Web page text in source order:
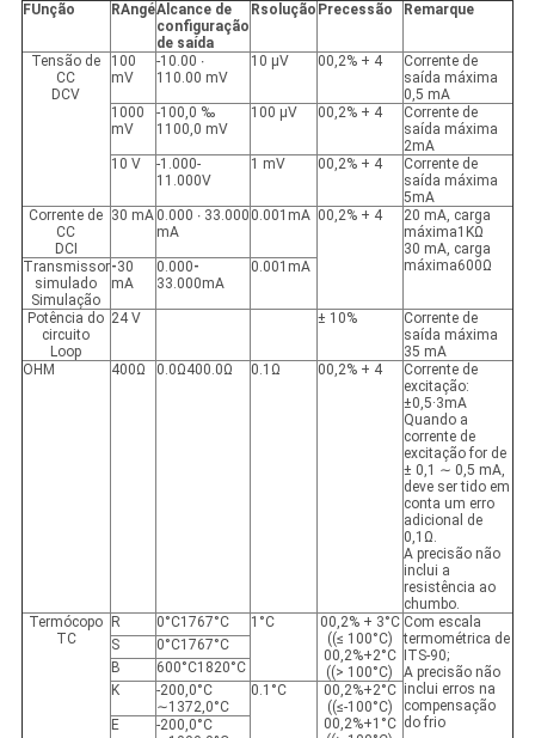
FUnção RAngéAlcance de
configuração
de saída
Rsolução Precessão Remarque
Tensão de
CC
DCV
100
mV
-10.00 ∙
110.00 mV
10 μV 00,2% + 4
Corrente de
saída máxima
0,5 mA
1000
mV
-100,0 ‰
1100,0 mV
100 μV 00,2% + 4
Corrente de
saída máxima
2mA
10 V
-1.000-
11.000V
1 mV 00,2% + 4
Corrente de
saída máxima
5mA
Corrente de
CC
DCI
30 mA 0.000 ∙ 33.000
mA
0.001mA 00,2% + 4
20 mA, carga
máxima1KΩ
30 mA, carga
máxima600Ω
Transmissor
simulado
Simulação
-30
mA
0.000-
33.000mA
0.001mA
Potência do
circuito
Loop
24 V ± 10%
Corrente de
saída máxima
35 mA
OHM
400Ω 0.0Ω400.0Ω 0.1Ω 00,2% + 4
Corrente de
excitação:
±0,5·3mA
Quando a
corrente de
excitação for de
± 0,1 ∼ 0,5 mA,
deve ser tido em
conta um erro
adicional de
0,1Ω.
A precisão não
inclui a
resistência ao
chumbo.
Termócopo
TC
R 0°C1767°C 1°C
00,2% + 3°C
((≤ 100°C)
00,2%+2°C
((> 100°C)
Com escala
termométrica de
ITS-90;
A precisão não
inclui erros na
compensação
do frio
S
0°C1767°C
B
600°C1820°C
K
-200,0°C
∼1372,0°C
0.1°C
00,2%+2°C
((≤-100°C)
00,2%+1°C
E
-200,0°C